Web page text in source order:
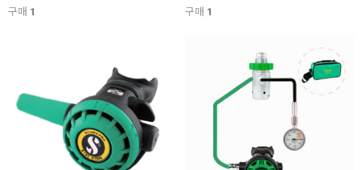
구매 1
구매 1